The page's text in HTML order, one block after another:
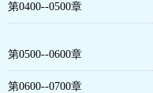
第0400--0500章
第0500--0600章
第0600--0700章